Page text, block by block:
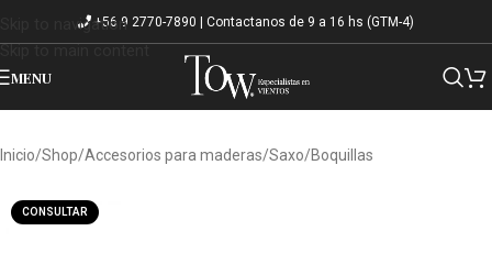
Skip to navigation
Skip to main content
+56 9 2770-7890 | Contactanos de 9 a 16 hs (GTM-4)
MENU
Inicio/Shop/Accesorios para maderas/Saxo/Boquillas
CONSULTAR